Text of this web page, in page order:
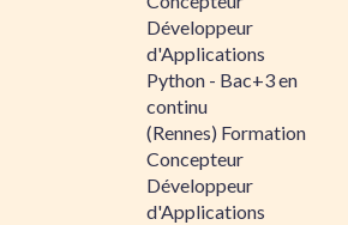
Développeur
d'Applications
Python - Bac+3 en
continu
(Rennes) Formation
Concepteur
Développeur
d'Applications